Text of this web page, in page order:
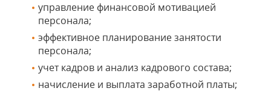
управление финансовой мотивацией
персонала;
эффективное планирование занятости
персонала;
учет кадров и анализ кадрового состава;
начисление и выплата заработной платы;